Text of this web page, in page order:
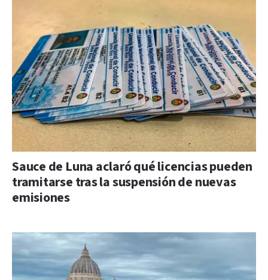
Sauce de Luna aclaró qué licencias pueden
tramitarse tras la suspensión de nuevas
emisiones